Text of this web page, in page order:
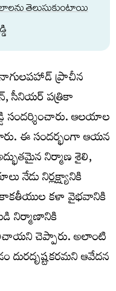
తెలుసుకుంటాయి
ప్రాచీన
సీనియర్ పత్రికా
సందర్శించారు. ఆలయాల
ఈ సందర్భంగా ఆయన
నిర్మాణ శైలి,
నేడు నిర్లక్ష్యానికి
కాకతీయుల కళా వైభవానికి
నిర్మాణానికి
చెప్పారు. అలాంటి
దురదృష్టకరమని ఆవేదన